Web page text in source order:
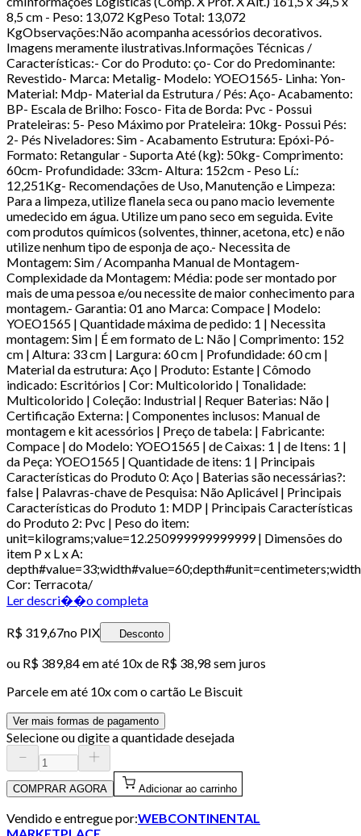
8,5 cm - Peso: 13,072 KgPeso Total: 13,072
KgObservações:Não acompanha acessórios decorativos.
Imagens meramente ilustrativas.Informações Técnicas /
Características:- Cor do Produto: ço- Cor do Predominante:
Revestido- Marca: Metalig- Modelo: YOEO1565- Linha: Yon-
Material: Mdp- Material da Estrutura / Pés: Aço- Acabamento:
BP- Escala de Brilho: Fosco- Fita de Borda: Pvc - Possui
Prateleiras: 5- Peso Máximo por Prateleira: 10kg- Possui Pés:
2- Pés Niveladores: Sim - Acabamento Estrutura: Epóxi-Pó-
Formato: Retangular - Suporta Até (kg): 50kg- Comprimento:
60cm- Profundidade: 33cm- Altura: 152cm - Peso Lí.:
12,251Kg- Recomendações de Uso, Manutenção e Limpeza:
Para a limpeza, utilize flanela seca ou pano macio levemente
umedecido em água. Utilize um pano seco em seguida. Evite
com produtos químicos (solventes, thinner, acetona, etc) e não
utilize nenhum tipo de esponja de aço.- Necessita de
Montagem: Sim / Acompanha Manual de Montagem-
Complexidade da Montagem: Média: pode ser montado por
mais de uma pessoa e/ou necessite de maior conhecimento para
montagem.- Garantia: 01 ano Marca: Compace | Modelo:
YOEO1565 | Quantidade máxima de pedido: 1 | Necessita
montagem: Sim | É em formato de L: Não | Comprimento: 152
cm | Altura: 33 cm | Largura: 60 cm | Profundidade: 60 cm |
Material da estrutura: Aço | Produto: Estante | Cômodo
indicado: Escritórios | Cor: Multicolorido | Tonalidade:
Multicolorido | Coleção: Industrial | Requer Baterias: Não |
Certificação Externa: | Componentes inclusos: Manual de
montagem e kit acessórios | Preço de tabela: | Fabricante:
Compace | do Modelo: YOEO1565 | de Caixas: 1 | de Itens: 1 |
da Peça: YOEO1565 | Quantidade de itens: 1 | Principais
Características do Produto 0: Aço | Baterias são necessárias?:
false | Palavras-chave de Pesquisa: Não Aplicável | Principais
Características do Produto 1: MDP | Principais Características
do Produto 2: Pvc | Peso do item:
unit=kilograms;value=12.250999999999999 | Dimensões do
item P x L x A:
Cor: Terracota/
Ler descri��o completa
R$ 319,67no PIX Desconto
ou R$ 389,84em até 10x de R$ 38,98 sem juros
Parcele em até 10x com o cartão Le Biscuit
Ver mais formas de pagamento
Selecione ou digite a quantidade desejada
COMPRAR AGORA Adicionar ao carrinho
Vendido e entregue por:WEBCONTINENTAL